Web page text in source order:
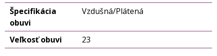
Špecifikácia
obuvi
Vzdušná/Plátená
Veľkosť obuvi 23